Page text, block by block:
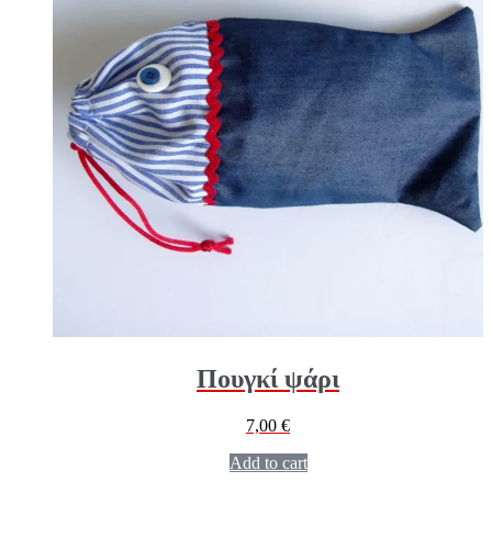
Πουγκί ψάρι
7,00 €
Add to cart